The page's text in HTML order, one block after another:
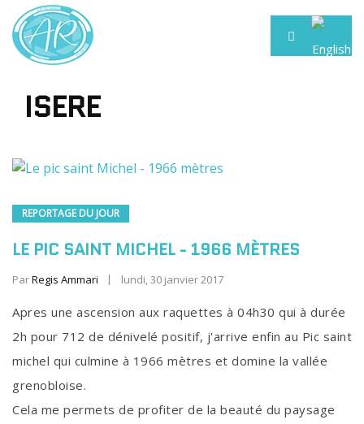
ISERE
REPORTAGE DU JOUR
LE PIC SAINT MICHEL - 1966 MÈTRES
ParRegis Ammari lundi, 30 janvier 2017
Apres une ascension aux raquettes à 04h30 qui à durée
2h pour 712 de dénivelé positif, j'arrive enfin au Pic saint
michel qui culmine à 1966 mètres et domine la vallée
grenobloise.
Cela me permets de profiter de la beauté du paysage